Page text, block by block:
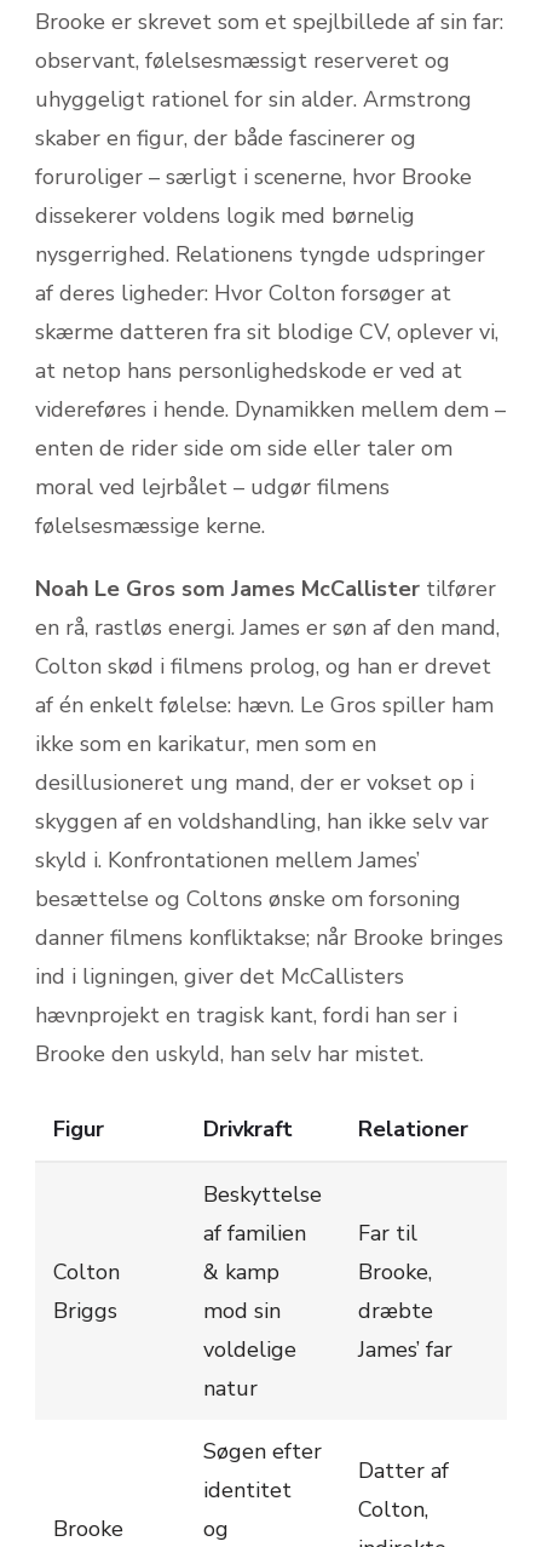
Brooke er skrevet som et spejlbillede af sin far:
observant, følelsesmæssigt reserveret og
uhyggeligt rationel for sin alder. Armstrong
skaber en figur, der både fascinerer og
foruroliger – særligt i scenerne, hvor Brooke
dissekerer voldens logik med børnelig
nysgerrighed. Relationens tyngde udspringer
af deres ligheder: Hvor Colton forsøger at
skærme datteren fra sit blodige CV, oplever vi,
at netop hans personlighedskode er ved at
videreføres i hende. Dynamikken mellem dem –
enten de rider side om side eller taler om
moral ved lejrbålet – udgør filmens
følelsesmæssige kerne.
Noah Le Gros som James McCallister tilfører
en rå, rastløs energi. James er søn af den mand,
Colton skød i filmens prolog, og han er drevet
af én enkelt følelse: hævn. Le Gros spiller ham
ikke som en karikatur, men som en
desillusioneret ung mand, der er vokset op i
skyggen af en voldshandling, han ikke selv var
skyld i. Konfrontationen mellem James’
besættelse og Coltons ønske om forsoning
danner filmens konfliktakse; når Brooke bringes
ind i ligningen, giver det McCallisters
hævnprojekt en tragisk kant, fordi han ser i
Brooke den uskyld, han selv har mistet.
Figur Drivkraft Relationer
Colton
Briggs
Beskyttelse
af familien
& kamp
mod sin
voldelige
natur
Far til
Brooke,
dræbte
James’ far
Brooke
Søgen efter
identitet
og
Datter af
Colton,